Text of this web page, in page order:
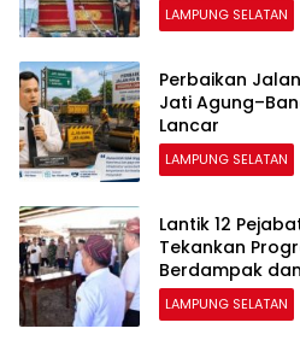
LAMPUNG SELATAN
Perbaikan
Jati
Lancar
LAMPUNG SELATAN
Lantik 12
Tekankan
Berdampak
LAMPUNG SELATAN